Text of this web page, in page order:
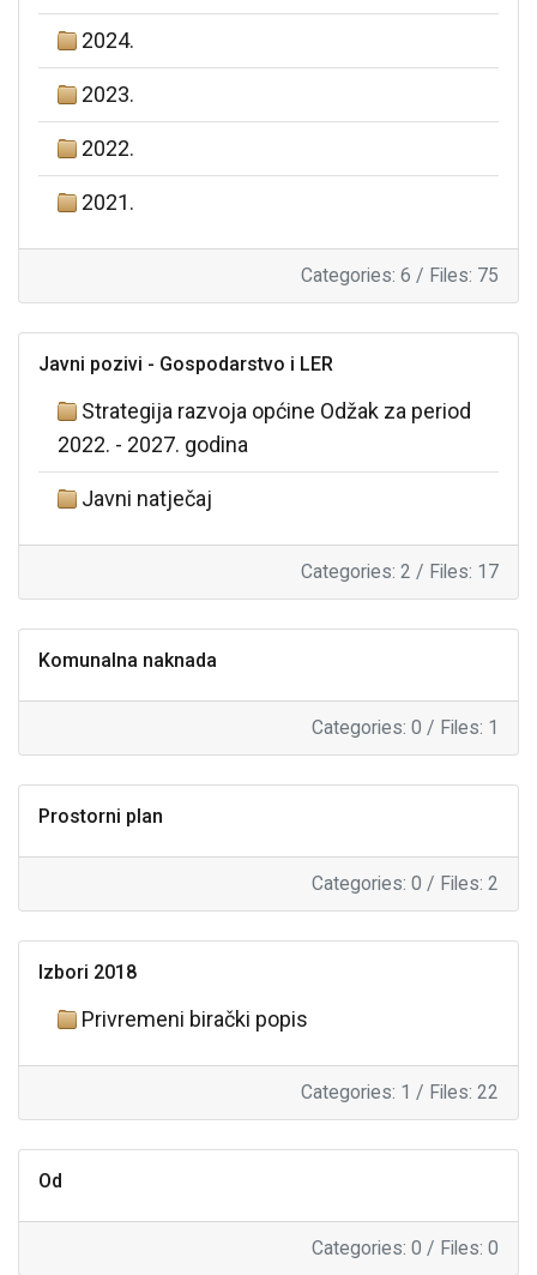
2024.
2023.
2022.
2021.
Categories: 6 / Files: 75
Javni pozivi - Gospodarstvo i LER
Strategija razvoja općine Odžak za period
2022. - 2027. godina
Javni natječaj
Categories: 2 / Files: 17
Komunalna naknada
Categories: 0 / Files: 1
Prostorni plan
Categories: 0 / Files: 2
Izbori 2018
Privremeni birački popis
Categories: 1 / Files: 22
Od
Categories: 0 / Files: 0